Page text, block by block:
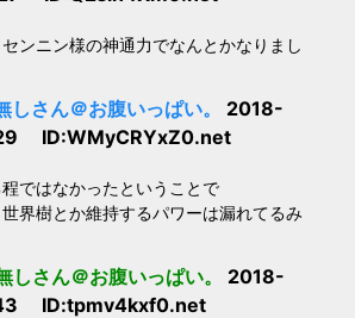
ンニン様の神通力でなんとかなりまし
しさん＠お腹いっぱい。 2018-
ID:WMyCRYxZ0.net
ではなかったということで
界樹とか維持するパワーは漏れてるみ
しさん＠お腹いっぱい。 2018-
ID:tpmv4kxf0.net